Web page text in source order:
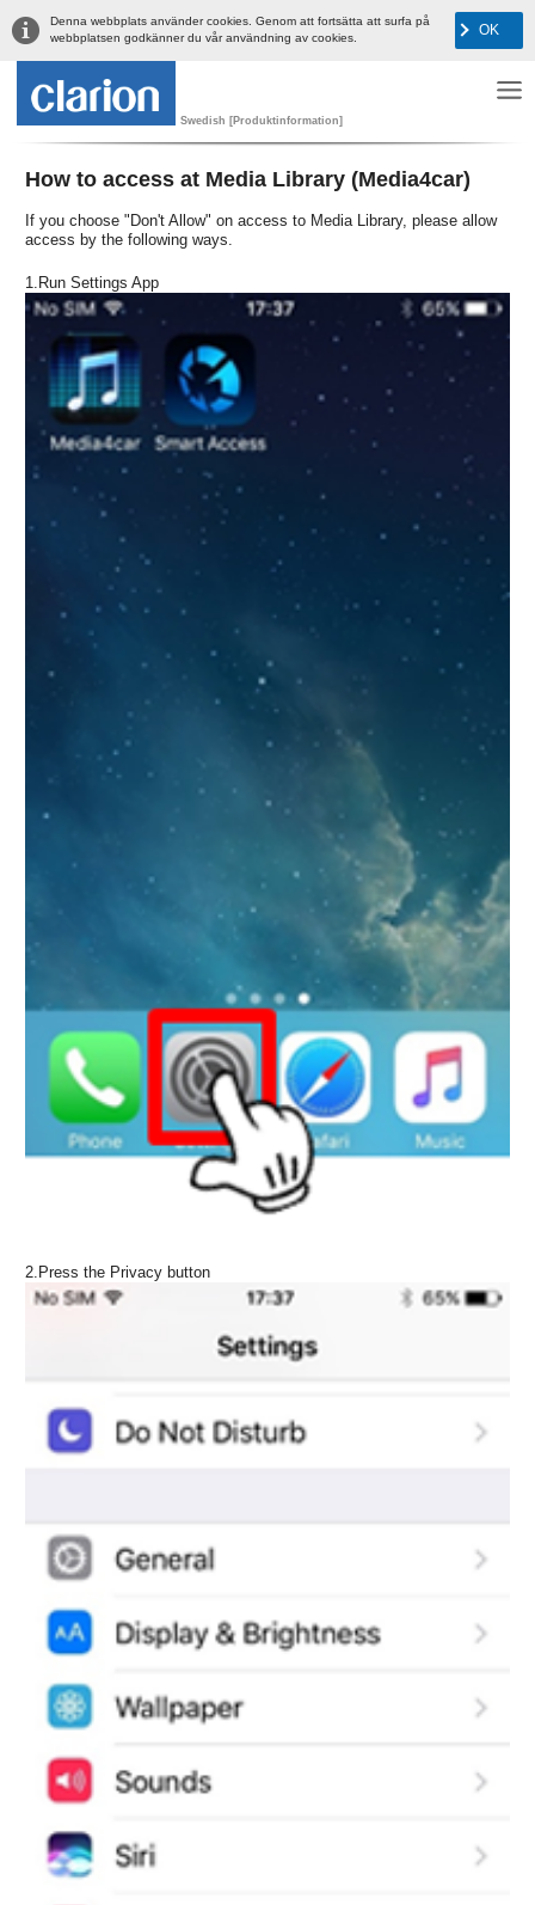
Denna webbplats använder cookies. Genom att fortsätta att surfa på
webbplatsen godkänner du vår användning av cookies.
OK
Swedish [Produktinformation]
How to access at Media Library (Media4car)
If you choose "Don't Allow" on access to Media Library, please allow
access by the following ways.
1.Run Settings App
2.Press the Privacy button